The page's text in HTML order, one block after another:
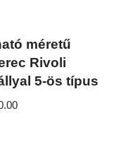
méretű
Rivoli
5-ös típus